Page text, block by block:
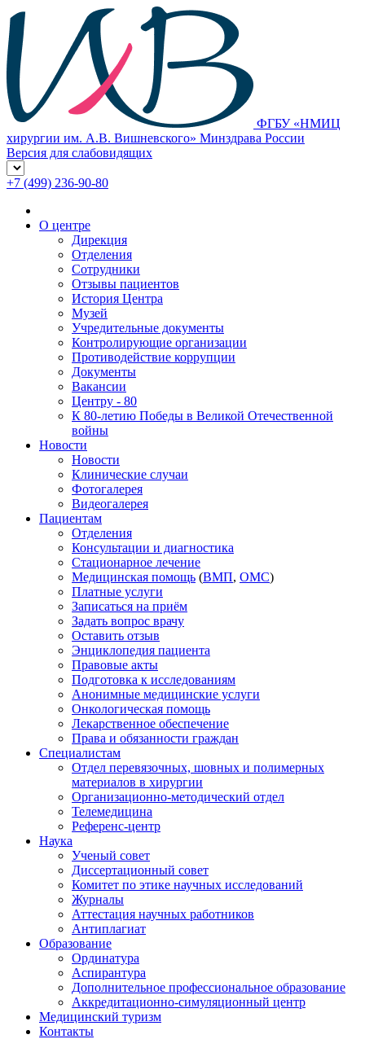
ФГБУ «НМИЦ
хирургии им. А.В. Вишневского» Минздрава России
Версия для слабовидящих
+7 (499) 236-90-80
О центре
Дирекция
Отделения
Сотрудники
Отзывы пациентов
История Центра
Музей
Учредительные документы
Контролирующие организации
Противодействие коррупции
Документы
Вакансии
Центру - 80
К 80-летию Победы в Великой Отечественной
войны
Новости
Новости
Клинические случаи
Фотогалерея
Видеогалерея
Пациентам
Отделения
Консультации и диагностика
Стационарное лечение
Медицинская помощь (ВМП, ОМС)
Платные услуги
Записаться на приём
Задать вопрос врачу
Оставить отзыв
Энциклопедия пациента
Правовые акты
Подготовка к исследованиям
Анонимные медицинские услуги
Онкологическая помощь
Лекарственное обеспечение
Права и обязанности граждан
Специалистам
Отдел перевязочных, шовных и полимерных
материалов в хирургии
Организационно-методический отдел
Телемедицина
Референс-центр
Наука
Ученый совет
Диссертационный совет
Комитет по этике научных исследований
Журналы
Аттестация научных работников
Антиплагиат
Образование
Ординатура
Аспирантура
Дополнительное профессиональное образование
Аккредитационно-симуляционный центр
Медицинский туризм
Контакты